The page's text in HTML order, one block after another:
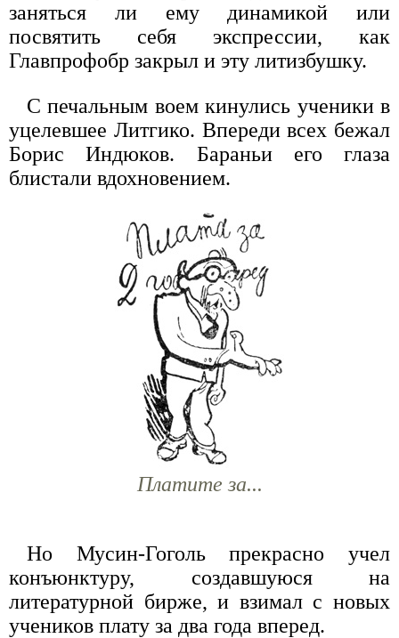
заняться ли ему динамикой или
посвятить себя экспрессии, как
Главпрофобр закрыл и эту литизбушку.
С печальным воем кинулись ученики в
уцелевшее Литгико. Впереди всех бежал
Борис Индюков. Бараньи его глаза
блистали вдохновением.
Платите за...
Но Мусин-Гоголь прекрасно учел
конъюнктуру, создавшуюся на
литературной бирже, и взимал с новых
учеников плату за два года вперед.